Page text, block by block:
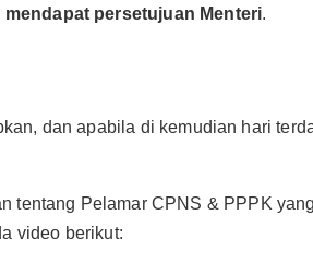
persetujuan Menteri.
dan apabila di kemudian hari
tentang Pelamar CPNS & PPPK
video berikut: